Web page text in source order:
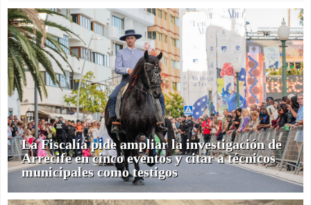
La Fiscalía pide ampliar la investigación de
Arrecife en cinco eventos y citar a técnicos
municipales como testigos